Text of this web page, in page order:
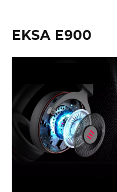
EKSA E900